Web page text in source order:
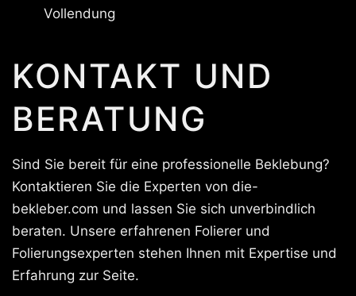
Vollendung
KONTAKT UND
BERATUNG
Sind Sie bereit für eine professionelle Beklebung?
Kontaktieren Sie die Experten von die-
bekleber.com und lassen Sie sich unverbindlich
beraten. Unsere erfahrenen Folierer und
Folierungsexperten stehen Ihnen mit Expertise und
Erfahrung zur Seite.